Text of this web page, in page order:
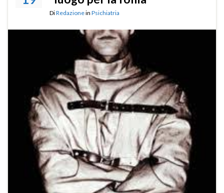
DiRedazionein Psichiatria